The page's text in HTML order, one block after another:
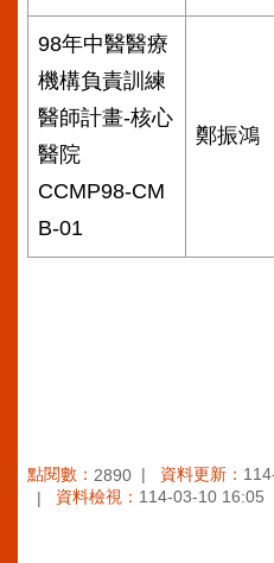
98年中醫醫療
機構負責訓練
醫師計畫-核心
醫院
CCMP98-CM
B-01
鄭振鴻
點閱數： 2890 資料更新：
資料檢視： 114-03-10 16:05